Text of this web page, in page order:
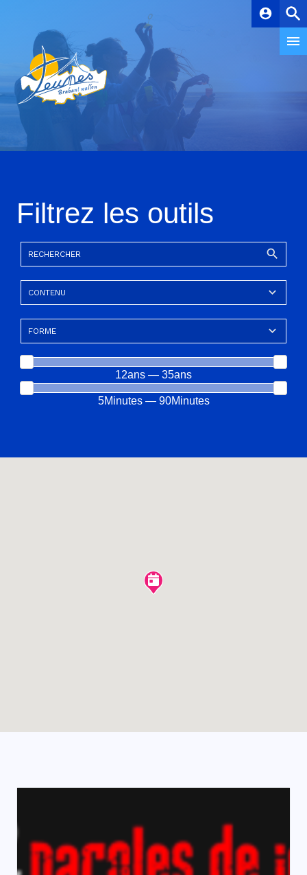
account_circle
Filtrez les outils
12ans — 35ans
5Minutes — 90Minutes